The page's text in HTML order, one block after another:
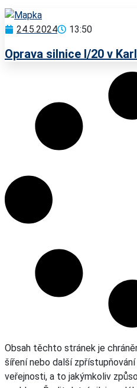
24.5.2024 13:50
Oprava silnice I/20 v
Obsah těchto stránek je
šíření nebo další
veřejnosti, a to jakýmkoliv